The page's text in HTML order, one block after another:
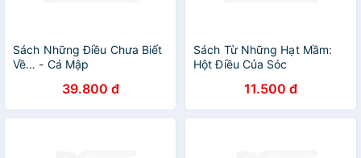
Sách Những Điều Chưa Biết
Về… - Cá Mập
39.800 đ
Sách Từ Những Hạt Mầm:
Hột Điều Của Sóc
11.500 đ